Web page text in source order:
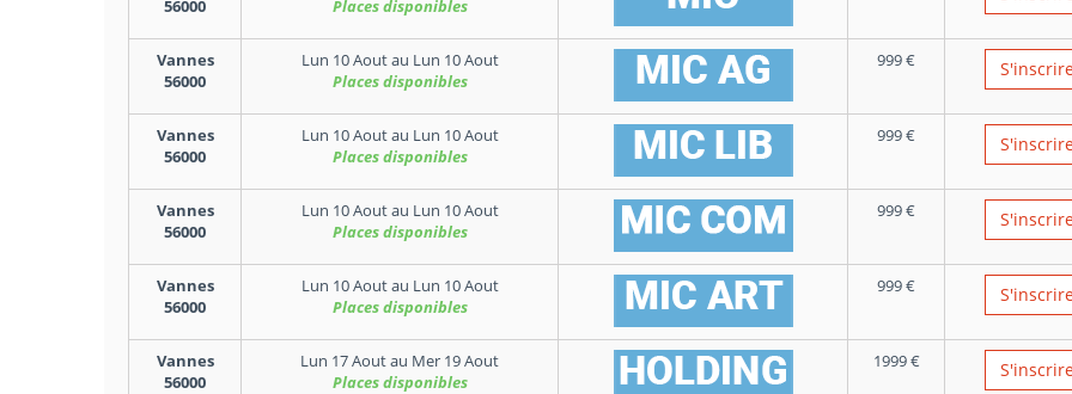
56000
Places disponibles
Vannes
56000
Lun 10 Aoutau Lun 10 Aout
Places disponibles
999€
Vannes
56000
Lun 10 Aoutau Lun 10 Aout
Places disponibles
999€
Vannes
56000
Lun 10 Aoutau Lun 10 Aout
Places disponibles
999€
Vannes
56000
Lun 10 Aoutau Lun 10 Aout
Places disponibles
999€
Vannes
56000
Lun 17 Aoutau Mer 19 Aout
Places disponibles
1999€